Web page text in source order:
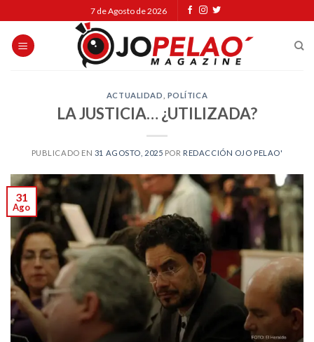
to
content
7 de Agosto de 2026
ACTUALIDAD POLÍTICA
LA JUSTICIA… ¿UTILIZADA?
PUBLICADO EN 31 AGOSTO, 2025 POR REDACCIÓN OJO PELAO'
31
Ago